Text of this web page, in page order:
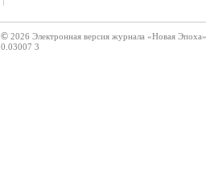
© 2026 Электронная версия журнала «Новая Эпоха»
0.03007 3